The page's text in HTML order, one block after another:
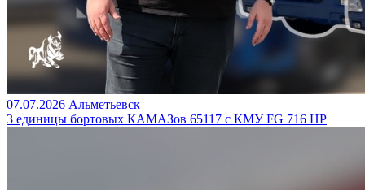
07.07.2026 Альметьевск
3 единицы бортовых КАМАЗов 65117 с КМУ FG 716 HP